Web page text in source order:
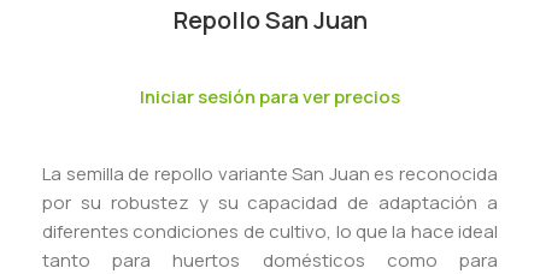
Repollo San Juan
Iniciar sesión para ver precios
La semilla de repollo variante San Juan es reconocida
por su robustez y su capacidad de adaptación a
diferentes condiciones de cultivo, lo que la hace ideal
tanto para huertos domésticos como para